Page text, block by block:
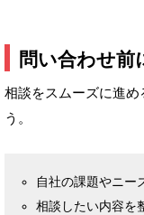
問い合わせ前
相談をスムーズに進め
う。
自社の課題やニー
相談したい内容を